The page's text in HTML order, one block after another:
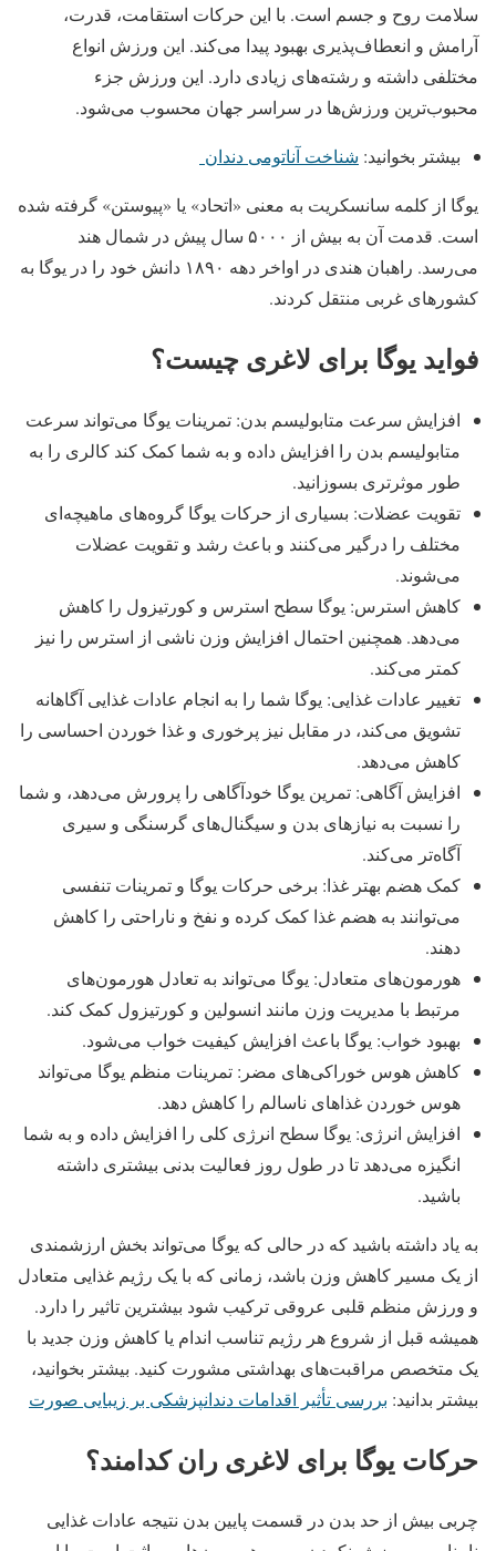
سلامت روح و جسم است. با این حرکات استقامت، قدرت،
آرامش و انعطاف‌پذیری بهبود پیدا می‌کند. این ورزش انواع
مختلفی داشته و رشته‌های زیادی دارد. این ورزش جزء
محبوب‌ترین ورزش‌ها در سراسر جهان محسوب می‌شود.
بیشتر بخوانید: شناخت آناتومی دندان
یوگا از کلمه سانسکریت به معنی «اتحاد» یا «پیوستن» گرفته شده
است. قدمت آن به بیش از ۵۰۰۰ سال پیش در شمال هند
می‌رسد. راهبان هندی در اواخر دهه ۱۸۹۰ دانش خود را در یوگا به
کشورهای غربی منتقل کردند.
‏فواید یوگا برای لاغری چیست؟
افزایش سرعت متابولیسم بدن: تمرینات یوگا می‌تواند سرعت
متابولیسم بدن را افزایش داده و به شما کمک کند کالری را به
طور موثرتری بسوزانید.
تقویت عضلات: بسیاری از حرکات یوگا گروه‌های ماهیچه‌ای
مختلف را درگیر می‌کنند و باعث رشد و تقویت عضلات
می‌شوند.
کاهش استرس: یوگا سطح استرس و کورتیزول را کاهش
می‌دهد. همچنین احتمال افزایش وزن ناشی از استرس را نیز
کمتر می‌کند.
تغییر عادات غذایی: یوگا شما را به انجام عادات غذایی آگاهانه
تشویق می‌کند، در مقابل نیز پرخوری و غذا خوردن احساسی را
کاهش می‌دهد.
افزایش آگاهی: تمرین یوگا خودآگاهی را پرورش می‌دهد، و شما
را نسبت به نیازهای بدن و سیگنال‌های گرسنگی و سیری
آگاه‌تر می‌کند.
کمک هضم بهتر غذا: برخی حرکات یوگا و تمرینات تنفسی
می‌توانند به هضم غذا کمک کرده و نفخ و ناراحتی را کاهش
دهند.
هورمون‌های متعادل: یوگا می‌تواند به تعادل هورمون‌های
مرتبط با مدیریت وزن مانند انسولین و کورتیزول کمک کند.
بهبود خواب: یوگا باعث افزایش کیفیت خواب می‌شود.
کاهش هوس خوراکی‌های مضر: تمرینات منظم یوگا می‌تواند
هوس خوردن غذاهای ناسالم را کاهش دهد.
افزایش انرژی: یوگا سطح انرژی کلی را افزایش داده و به شما
انگیزه می‌دهد تا در طول روز فعالیت بدنی بیشتری داشته
باشید.
به یاد داشته باشید که در حالی که یوگا می‌تواند بخش ارزشمندی
از یک مسیر کاهش وزن باشد، زمانی که با یک رژیم غذایی متعادل
و ورزش منظم قلبی عروقی ترکیب شود بیشترین تاثیر را دارد.
همیشه قبل از شروع هر رژیم تناسب اندام یا کاهش وزن جدید با
یک متخصص مراقبت‌های بهداشتی مشورت کنید. بیشتر بخوانید،
بیشتر بدانید: بررسی تأثیر اقدامات دندانپزشکی بر زیبایی صورت
حرکات یوگا برای لاغری ران کدامند؟
چربی بیش از حد بدن در قسمت پایین بدن نتیجه عادات غذایی